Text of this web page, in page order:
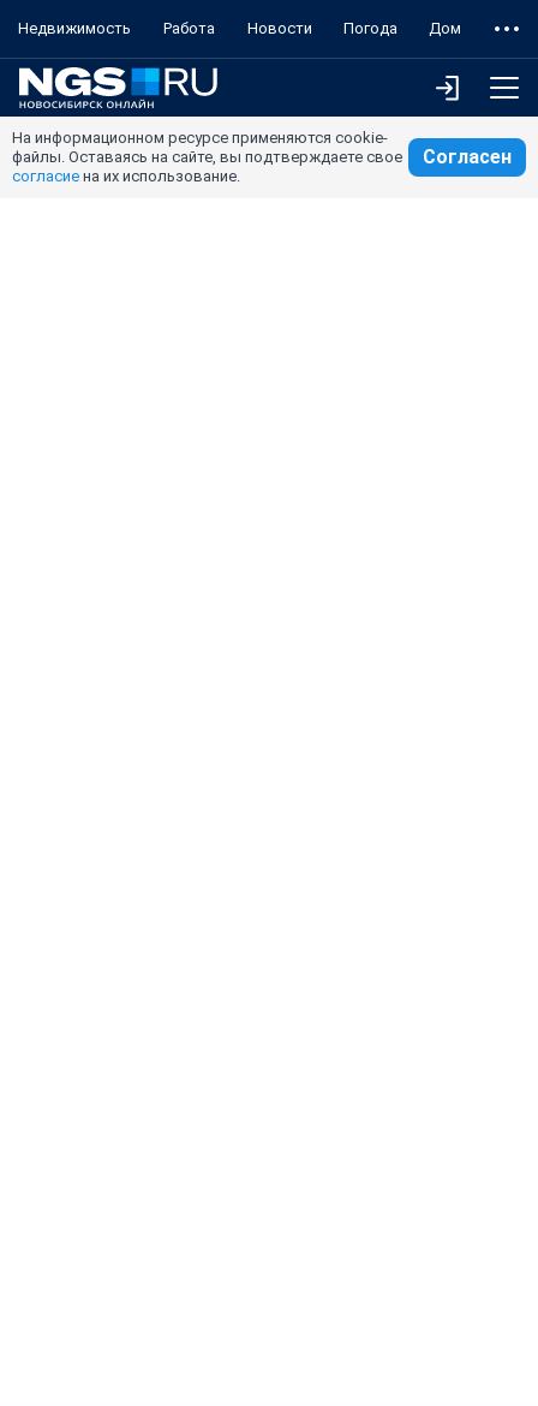
Недвижимость Работа Новости Погода Дом
На информационном ресурсе применяются cookie-
файлы. Оставаясь на сайте, вы подтверждаете свое
согласие на их использование.
Согласен